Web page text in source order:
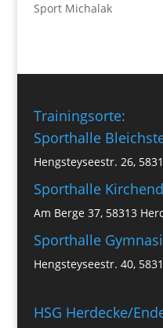
Sport Michalak
Trainingsorte:
Sporthalle
Hengsteyseestr. 26,
Sporthalle
Am Berge 37, 58313
Sporthalle
Hengsteyseestr. 40,
HSG Herdecke/